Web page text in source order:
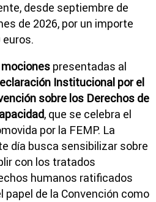
desde septiembre de
de 2026, por un importe
mociones presentadas al
Institucional por el
sobre los Derechos de
, que se celebra el
por la FEMP. La
día busca sensibilizar sobre
con los tratados
humanos ratificados
papel de la Convención como